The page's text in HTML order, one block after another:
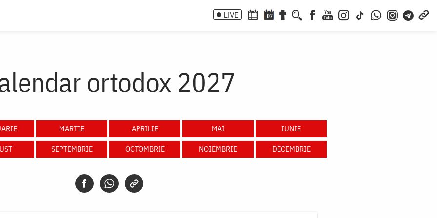
LIVE 07
ortodox 2027
MARTIE APRILIE MAI IUNIE
SEPTEMBRIE OCTOMBRIE NOIEMBRIE DECEMBRIE